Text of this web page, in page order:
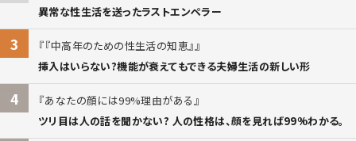
異常な性生活を送ったラストエンペラー
3
『中高年のための性生活の知恵』
挿入はいらない?機能が衰えてもできる夫婦生活の新しい形
4
あなたの顔には99%理由がある
ツリ目は人の話を聞かない? 人の性格は、顔を見れば99%わかる。